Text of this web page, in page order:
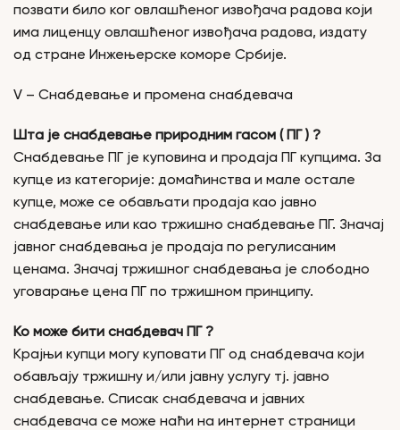
позвати било ког овлашћеног извођача радова који
има лиценцу овлашћеног извођача радова, издату
од стране Инжењерске коморе Србије.
V – Снабдевање и промена снабдевача
Шта је снабдевање природним гасом ( ПГ ) ?
Снабдевање ПГ је куповина и продаја ПГ купцима. За
купце из категорије: домаћинства и мале остале
купце, може се обављати продаја као јавно
снабдевање или као тржишно снабдевање ПГ. Значај
јавног снабдевања је продаја по регулисаним
ценама. Значај тржишног снабдевања је слободно
уговарање цена ПГ по тржишном принципу.
Ко може бити снабдевач ПГ ?
Крајњи купци могу куповати ПГ од снабдевача који
обављају тржишну и/или јавну услугу тј. јавно
снабдевање. Списак снабдевача и јавних
снабдевача се може наћи на интернет страници